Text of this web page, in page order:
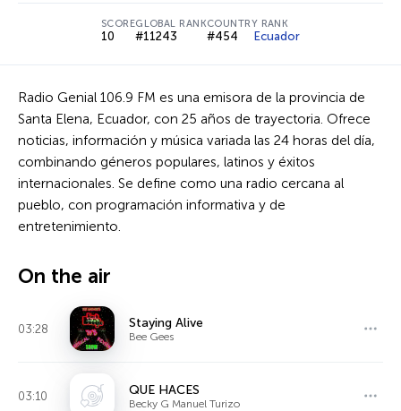
SCORE
10
GLOBAL RANK
#11243
COUNTRY RANK
#454 Ecuador
Radio Genial 106.9 FM es una emisora de la provincia de
Santa Elena, Ecuador, con 25 años de trayectoria. Ofrece
noticias, información y música variada las 24 horas del día,
combinando géneros populares, latinos y éxitos
internacionales. Se define como una radio cercana al
pueblo, con programación informativa y de
entretenimiento.
On the air
03:28 Staying Alive
Bee Gees
03:10 QUE HACES
Becky G Manuel Turizo